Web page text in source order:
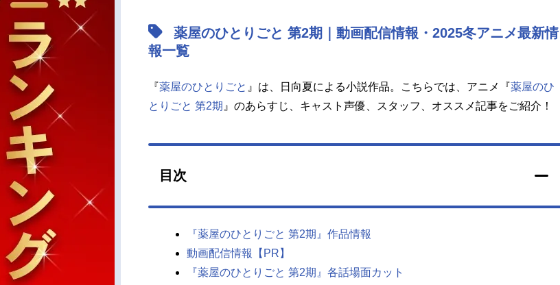
声優記事一覧 男性声優/女性声優一覧 夏アニメ
薬屋のひとりごと 第2期｜動画配信情報・2025冬アニメ最新情
報一覧
『薬屋のひとりごと 』は、日向夏による小説作品。こちらでは、アニメ『薬屋のひ
とりごと 第2期 』のあらすじ、キャスト声優、スタッフ、オススメ記事をご紹介！
目次
『薬屋のひとりごと 第2期』作品情報
動画配信情報【PR】
『薬屋のひとりごと 第2期』各話場面カット